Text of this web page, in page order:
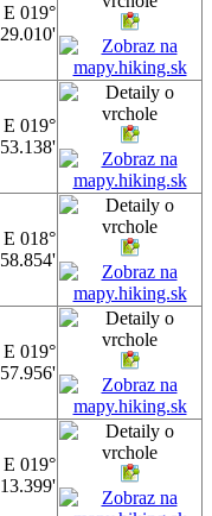
E 019°
29.010'
E 019°
53.138'
E 018°
58.854'
E 019°
57.956'
E 019°
13.399'